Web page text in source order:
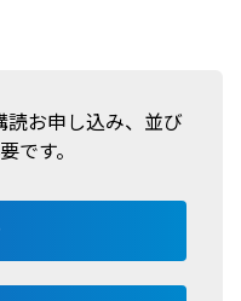
お申し込み、並び
です。